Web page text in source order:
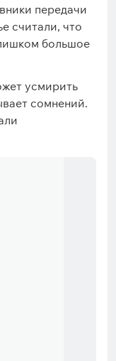
передачи
считали, что
большое
усмирить
сомнений.